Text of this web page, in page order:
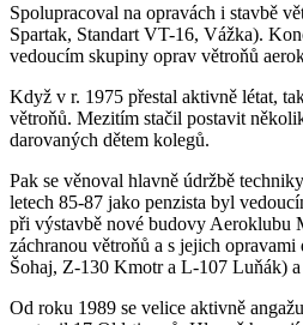
Spolupracoval na opravách i stavbě
Spartak, Standart VT-16, Vážka).
vedoucím skupiny oprav větroňů
Když v r. 1975 přestal aktivně létat,
větroňů. Mezitím stačil postavit
darovaných dětem kolegů.
Pak se věnoval hlavně údržbě
letech 85-87 jako penzista byl
při výstavbě nové budovy Aeroklubu
záchranou větroňů a s jejich
Šohaj, Z-130 Kmotr a L-107 Luňák)
Od roku 1989 se velice aktivně